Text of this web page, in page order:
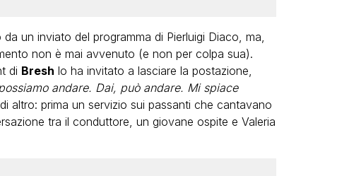
un inviato del programma di Pierluigi Diaco, ma,
non è mai avvenuto (e non per colpa sua).
di Bresh lo ha invitato a lasciare la postazione,
andare. Dai, può andare. Mi spiace
altro: prima un servizio sui passanti che cantavano
tra il conduttore, un giovane ospite e Valeria